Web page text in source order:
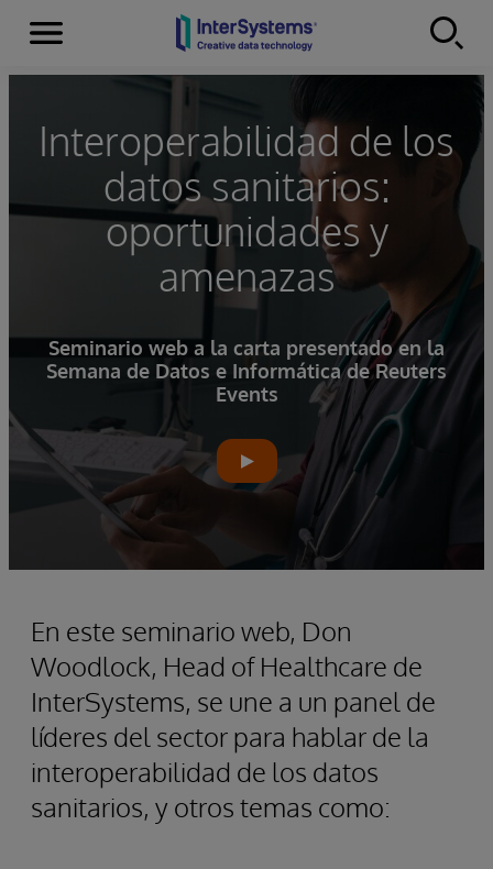
Skip to content
Secciones
Interoperabilidad de los
datos sanitarios:
oportunidades y
amenazas
Seminario web a la carta presentado en la
Semana de Datos e Informática de Reuters
Events
En este seminario web, Don
Woodlock, Head of Healthcare de
InterSystems, se une a un panel de
líderes del sector para hablar de la
interoperabilidad de los datos
sanitarios, y otros temas como: